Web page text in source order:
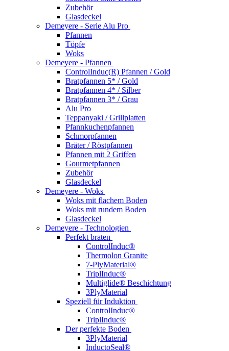
Zubehör
Glasdeckel
Demeyere - Serie Alu Pro
Pfannen
Töpfe
Woks
Demeyere - Pfannen
ControlInduc(R) Pfannen / Gold
Bratpfannen 5* / Gold
Bratpfannen 4* / Silber
Bratpfannen 3* / Grau
Alu Pro
Teppanyaki / Grillplatten
Pfannkuchenpfannen
Schmorpfannen
Bräter / Röstpfannen
Pfannen mit 2 Griffen
Gourmetpfannen
Zubehör
Glasdeckel
Demeyere - Woks
Woks mit flachem Boden
Woks mit rundem Boden
Glasdeckel
Demeyere - Technologien
Perfekt braten
ControlInduc®
Thermolon Granite
7-PlyMaterial®
TriplInduc®
Multiglide® Beschichtung
3PlyMaterial
Speziell für Induktion
ControlInduc®
TriplInduc®
Der perfekte Boden
3PlyMaterial
InductoSeal®